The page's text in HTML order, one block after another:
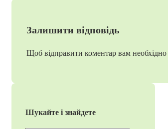
Залишити відповідь
Щоб відправити коментар вам необхідно
Шукайте і знайдете